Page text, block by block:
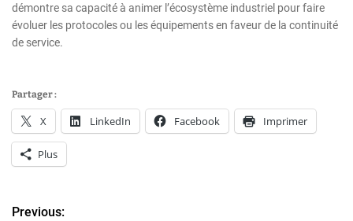
démontre sa capacité à animer l’écosystème industriel pour faire
évoluer les protocoles ou les équipements en faveur de la continuité
de service.
Partager :
X LinkedIn Facebook Imprimer
Plus
N
Previous: